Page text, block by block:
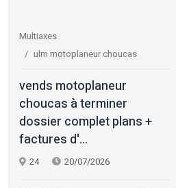
Multiaxes
ulm motoplaneur choucas
vends motoplaneur
choucas à terminer
dossier complet plans +
factures d'...
24 20/07/2026